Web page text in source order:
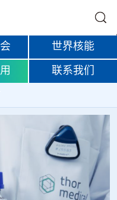
世界核能
联系我们